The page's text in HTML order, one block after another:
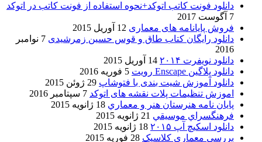
دانلود فونت کاتب اتوکد+نحوه استفاده از فونت کاتب در اتوکد
7 آگوست 2017
فروش پایانامه های معماری 12 آوریل 2015
دانلود رایگان کتاب طاق و قوس حسین زمرشیدی
7 نوامبر
2016
دانلود نویفرت ۲۰۱۴
14 آوریل 2015
دانلود پلاگین Enscape رویت
5 فوریه 2016
دانلود آموزش شیت بندی با فتوشاپ 29 ژوئن 2015
اموزش تنظیمات پلات نقشه های اتوکد 7 سپتامبر 2016
پایان نامه هنرستان هنر و معماري 18 ژانویه 2015
فرهنگسراي موسيقي 21 ژانویه 2015
دانلود اسکیچ آپ ۲۰۱۵
18 ژانویه 2015
بررسی معماری کلاسیک 28 فوریه 2015